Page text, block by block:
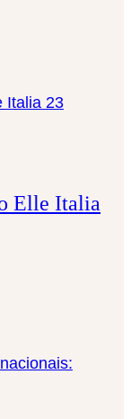
Elle Italia